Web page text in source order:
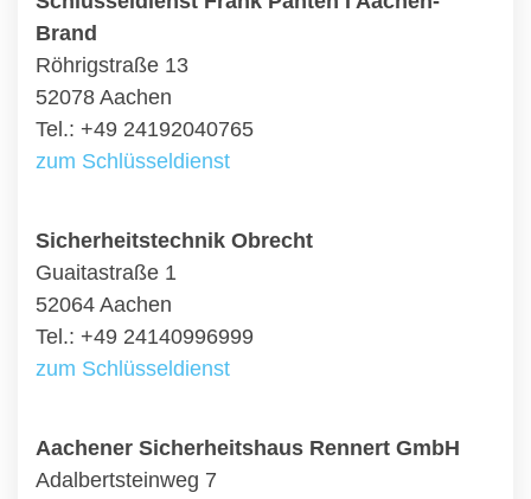
Brand
Röhrigstraße 13
52078 Aachen
Tel.: +49 24192040765
zum Schlüsseldienst
Sicherheitstechnik Obrecht
Guaitastraße 1
52064 Aachen
Tel.: +49 24140996999
zum Schlüsseldienst
Aachener Sicherheitshaus Rennert GmbH
Adalbertsteinweg 7